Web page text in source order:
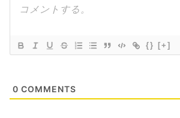
{} [+]
0 COMMENTS